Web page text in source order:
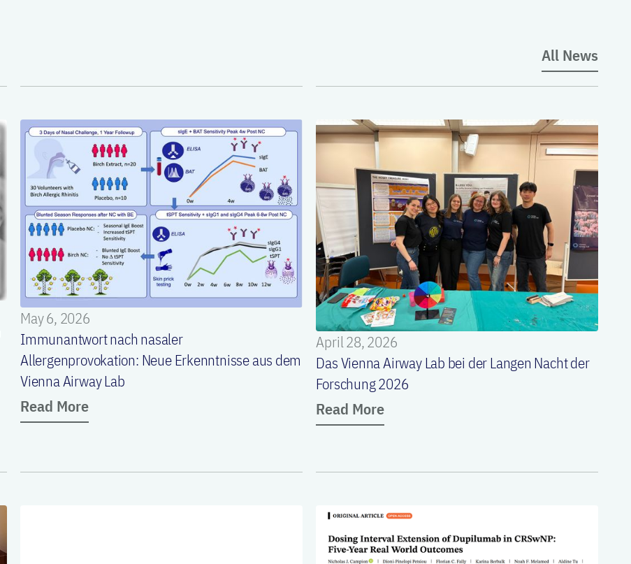
All News
May 6, 2026
Immunantwort nach nasaler
Allergenprovokation: Neue Erkenntnisse aus dem
Vienna Airway Lab
Read More
April 28, 2026
Das Vienna Airway Lab bei der Langen Nacht der
Forschung 2026
Read More